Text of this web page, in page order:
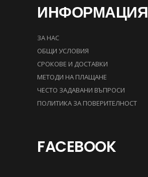
ИНФОРМАЦИЯ
ЗА НАС
ОБЩИ УСЛОВИЯ
СРОКОВЕ И ДОСТАВКИ
МЕТОДИ НА ПЛАЩАНЕ
ЧЕСТО ЗАДАВАНИ ВЪПРОСИ
ПОЛИТИКА ЗА ПОВЕРИТЕЛНОСТ
FACEBOOK